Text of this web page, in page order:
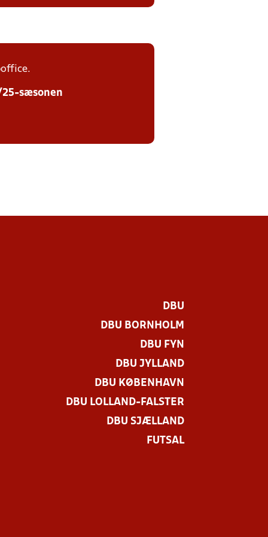
sæsonen
DBU
DBU BORNHOLM
DBU FYN
DBU JYLLAND
DBU KØBENHAVN
DBU LOLLAND-FALSTER
DBU SJÆLLAND
FUTSAL